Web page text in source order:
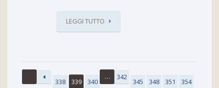
LEGGI TUTTO
338 339 340
… 342
345 348 351 354